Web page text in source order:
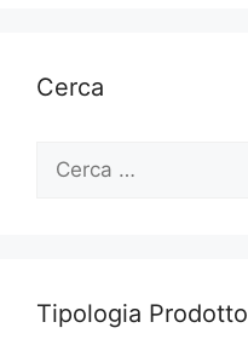
Cerca
per:
Tipologia Prodotto